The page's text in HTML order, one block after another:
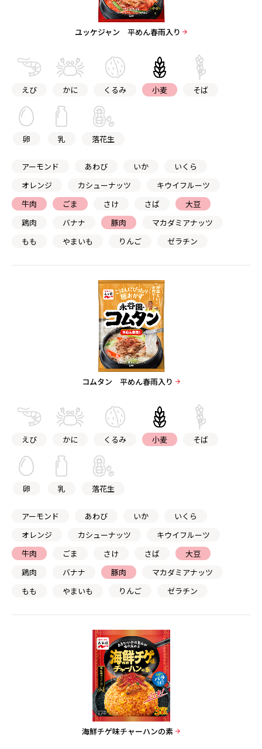
ユッケジャン 平めん春雨入り
えび かに くるみ 小麦 そば
卵 乳 落花生
アーモンド あわび いか
いくら
オレンジ
カシューナッツ
キウイフルーツ
牛肉
ごま さけ さば
大豆
鶏肉
バナナ 豚肉
マカダミアナッツ
もも
やまいも りんご ゼラチン
コムタン 平めん春雨入り
えび かに くるみ 小麦 そば
卵 乳 落花生
アーモンド あわび いか
いくら
オレンジ
カシューナッツ
キウイフルーツ
牛肉
ごま さけ さば
大豆
鶏肉
バナナ 豚肉
マカダミアナッツ
もも
やまいも りんご ゼラチン
海鮮チゲ味チャーハンの素